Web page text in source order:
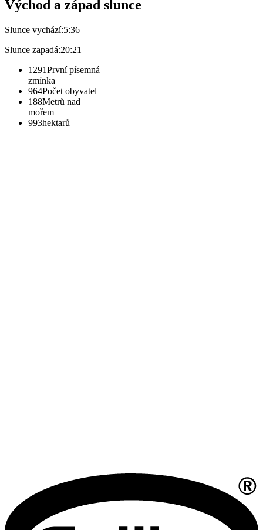
Východ a západ slunce
Slunce vychází:5:36
Slunce zapadá:20:21
1291První písemná
zmínka
964Počet obyvatel
188Metrů nad
mořem
993hektarů